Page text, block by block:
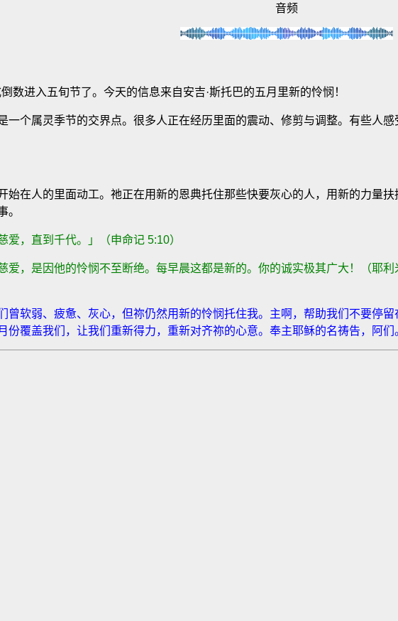
音频
数进入五旬节了。今天的信息来自安吉·斯托巴的五月里新的怜悯！
一个属灵季节的交界点。很多人正在经历里面的震动、修剪与调整。有些人
始在人的里面动工。祂正在用新的恩典托住那些快要灰心的人，用新的力量
。
爱，直到千代。」（申命记 5:10）
爱，是因他的怜悯不至断绝。每早晨这都是新的。你的诚实极其广大！（耶利
软弱、疲惫、灰心，但祢仍然用新的怜悯托住我。 主啊，帮助我们不要停
份覆盖我们，让我们重新得力，重新对齐祢的心意。奉主耶稣的名祷告，阿们